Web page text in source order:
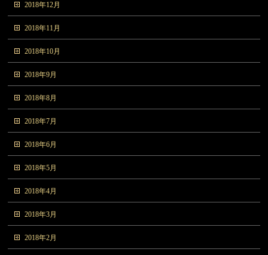
2018年12月
2018年11月
2018年10月
2018年9月
2018年8月
2018年7月
2018年6月
2018年5月
2018年4月
2018年3月
2018年2月